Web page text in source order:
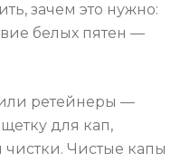
зачем это нужно:
белых пятен —
ретейнеры —
для кап,
чистки. Чистые капы